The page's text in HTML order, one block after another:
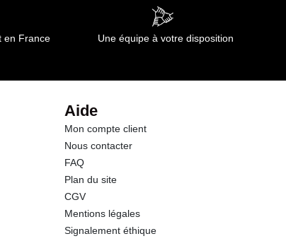
en France Une équipe à votre disposition
Aide
Mon compte client
Nous contacter
FAQ
Plan du site
CGV
Mentions légales
Signalement éthique